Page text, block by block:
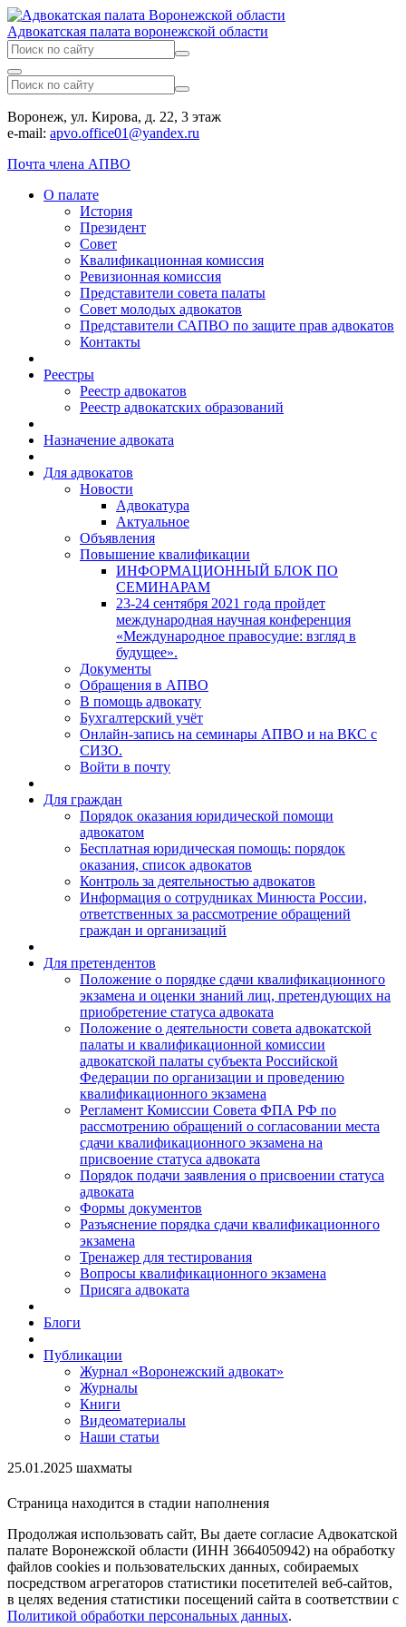
Адвокатская палата воронежской области
Воронеж, ул. Кирова, д. 22, 3 этаж
e-mail: apvo.office01@yandex.ru
Почта члена АПВО
О палате
История
Президент
Совет
Квалификационная комиссия
Ревизионная комиссия
Представители совета палаты
Совет молодых адвокатов
Представители САПВО по защите прав адвокатов
Контакты
Реестры
Реестр адвокатов
Реестр адвокатских образований
Назначение адвоката
Для адвокатов
Новости
Адвокатура
Актуальное
Объявления
Повышение квалификации
ИНФОРМАЦИОННЫЙ БЛОК ПО
СЕМИНАРАМ
23-24 сентября 2021 года пройдет
международная научная конференция
«Международное правосудие: взгляд в
будущее».
Документы
Обращения в АПВО
В помощь адвокату
Бухгалтерский учёт
Онлайн-запись на семинары АПВО и на ВКС с
СИЗО.
Войти в почту
Для граждан
Порядок оказания юридической помощи
адвокатом
Бесплатная юридическая помощь: порядок
оказания, список адвокатов
Контроль за деятельностью адвокатов
Информация о сотрудниках Минюста России,
ответственных за рассмотрение обращений
граждан и организаций
Для претендентов
Положение о порядке сдачи квалификационного
экзамена и оценки знаний лиц, претендующих на
приобретение статуса адвоката
Положение о деятельности совета адвокатской
палаты и квалификационной комиссии
адвокатской палаты субъекта Российской
Федерации по организации и проведению
квалификационного экзамена
Регламент Комиссии Совета ФПА РФ по
рассмотрению обращений о согласовании места
сдачи квалификационного экзамена на
присвоение статуса адвоката
Порядок подачи заявления о присвоении статуса
адвоката
Формы документов
Разъяснение порядка сдачи квалификационного
экзамена
Тренажер для тестирования
Вопросы квалификационного экзамена
Присяга адвоката
Блоги
Публикации
Журнал «Воронежский адвокат»
Журналы
Книги
Видеоматериалы
Наши статьи
25.01.2025 шахматы
Страница находится в стадии наполнения
Продолжая использовать сайт, Вы даете согласие Адвокатской
палате Воронежской области (ИНН 3664050942) на обработку
файлов cookies и пользовательских данных, собираемых
посредством агрегаторов статистики посетителей веб-сайтов,
в целях ведения статистики посещений сайта в соответствии с
Политикой обработки персональных данных.